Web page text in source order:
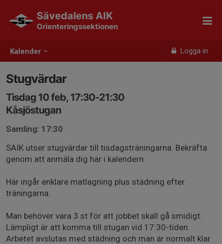
Kalender Logga in
Sävedalens AIK
Orienteringssektionen
Stugvärdar
Tisdag 10 feb, 17:30-21:30
Kåsjöstugan
Samling: 17:30
SAIK utser stugvärdar till tisdagsträningarna. Bekräfta
genom att anmäla dig här i kalendern.
Här ingår enklare matlagning plus städning efter
träningarna.
Man behöver vara 3 st för att jobbet skall gå smidigt.
Lämpligt är att komma till stugan vid 17:30-tiden.
Arbetet avslutas med städning och man är normalt klar